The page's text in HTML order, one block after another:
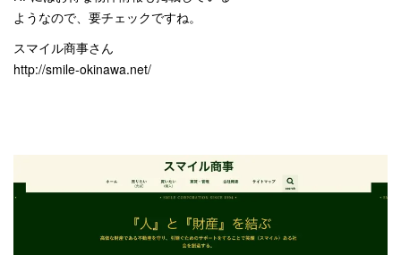
ようなので、要チェックですね。
スマイル商事さん
http://smile-okinawa.net/